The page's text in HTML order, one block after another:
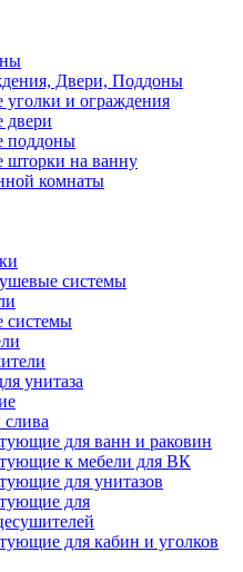
Двери, Поддоны
и ограждения
двери
поддоны
шторки на ванну
комнаты
системы
системы
унитаза
для ванн и раковин
к мебели для ВК
для унитазов
для
для кабин и уголков